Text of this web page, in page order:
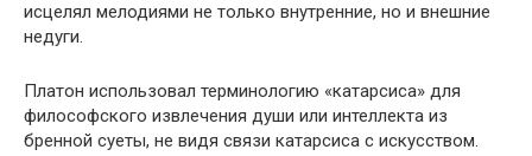
исцелял мелодиями не только внутренние, но и внешние
недуги.
Платон использовал терминологию «катарсиса» для
философского извлечения души или интеллекта из
бренной суеты, не видя связи катарсиса с искусством.